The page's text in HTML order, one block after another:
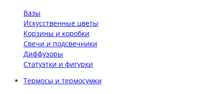
Вазы
Искусственные цветы
Корзины и коробки
Свечи и подсвечники
Диффузоры
Статуэтки и фигурки
Термосы и термосумки